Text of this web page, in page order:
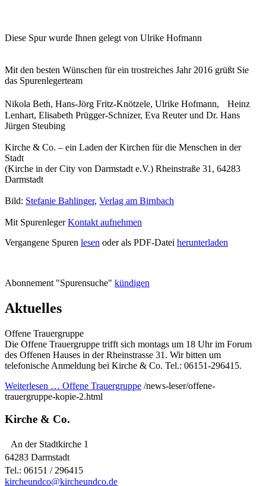
Diese Spur wurde Ihnen gelegt von Ulrike Hofmann
Mit den besten Wünschen für ein trostreiches Jahr 2016 grüßt Sie
das Spurenlegerteam
Nikola Beth, Hans-Jörg Fritz-Knötzele, Ulrike Hofmann, Heinz
Lenhart, Elisabeth Prügger-Schnizer, Eva Reuter und Dr. Hans
Jürgen Steubing
Kirche & Co. – ein Laden der Kirchen für die Menschen in der
Stadt
(Kirche in der City von Darmstadt e.V.) Rheinstraße 31, 64283
Darmstadt
Bild: Stefanie Bahlinger, Verlag am Birnbach
Mit SpurenlegerKontakt aufnehmen
Vergangene Spuren lesen oder als PDF-Datei herunterladen
Abonnement "Spurensuche" kündigen
Aktuelles
Offene Trauergruppe
Die Offene Trauergruppe trifft sich montags um 18 Uhr im Forum
des Offenen Hauses in der Rheinstrasse 31. Wir bitten um
telefonische Anmeldung bei Kirche & Co. Tel.: 06151-296415.
Weiterlesen … Offene Trauergruppe /news-leser/offene-
trauergruppe-kopie-2.html
Kirche & Co.
An der Stadtkirche 1
64283 Darmstadt
Tel.: 06151 / 296415
kircheundco@kircheundco.de